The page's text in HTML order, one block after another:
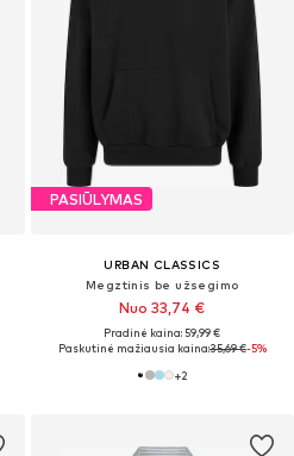
PASIŪLYMAS
URBAN CLASSICS
Megztinis be užsegimo
Nuo 33,74 €
Pradinė kaina: 59,99 €
Paskutinė mažiausia kaina:35,69 €-5%
+2